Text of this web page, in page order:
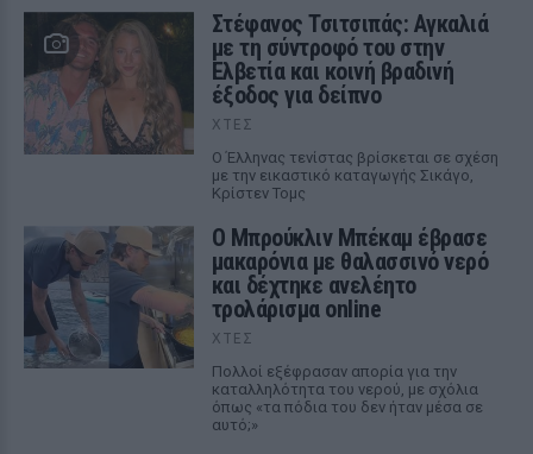
Στέφανος Τσιτσιπάς: Αγκαλιά
με τη σύντροφό του στην
Ελβετία και κοινή βραδινή
έξοδος για δείπνο
ΧΤΕΣ
Ο Έλληνας τενίστας βρίσκεται σε σχέση
με την εικαστικό καταγωγής Σικάγο,
Κρίστεν Τομς
Ο Μπρούκλιν Μπέκαμ έβρασε
μακαρόνια με θαλασσινό νερό
και δέχτηκε ανελέητο
τρολάρισμα online
ΧΤΕΣ
Πολλοί εξέφρασαν απορία για την
καταλληλότητα του νερού, με σχόλια
όπως «τα πόδια του δεν ήταν μέσα σε
αυτό;»